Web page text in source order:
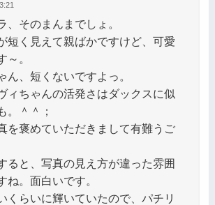
、そのまんまでしょ。
短く見えて親ばかですけど、可愛
～。
ん、短くないですよっ。
ィちゃんの活発さはダックスに似
。＾＾；
を褒めていただきまして有難うご
ると、写真の見え方が違った雰囲
ね。面白いです。
くらいに輝いていたので、パチリ